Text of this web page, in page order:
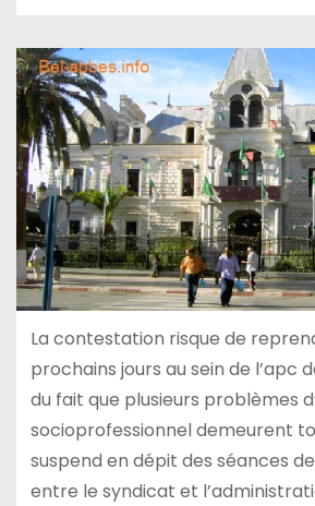
La contestation risque de
prochains jours au sein de l’apc
du fait que plusieurs problèmes
socioprofessionnel demeurent
suspend en dépit des séances
entre le syndicat et